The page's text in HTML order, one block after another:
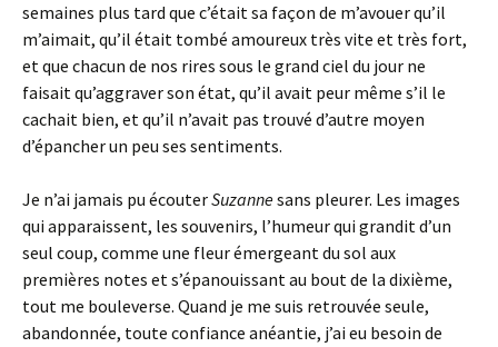
semaines plus tard que c’était sa façon de m’avouer qu’il
m’aimait, qu’il était tombé amoureux très vite et très fort,
et que chacun de nos rires sous le grand ciel du jour ne
faisait qu’aggraver son état, qu’il avait peur même s’il le
cachait bien, et qu’il n’avait pas trouvé d’autre moyen
d’épancher un peu ses sentiments.
Je n’ai jamais pu écouterSuzannesans pleurer. Les images
qui apparaissent, les souvenirs, l’humeur qui grandit d’un
seul coup, comme une fleur émergeant du sol aux
premières notes et s’épanouissant au bout de la dixième,
tout me bouleverse. Quand je me suis retrouvée seule,
abandonnée, toute confiance anéantie, j’ai eu besoin de